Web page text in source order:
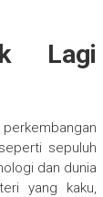
Lagi
sepuluh
dan dunia
yang kaku,